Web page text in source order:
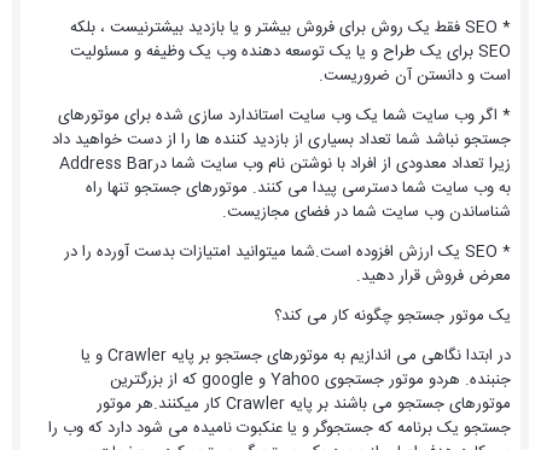
* SEO فقط یک روش برای فروش بیشتر و یا بازدید بیشترنیست ، بلکه
SEO برای یک طراح و یا یک توسعه دهنده وب یک وظیفه و مسئولیت
است و دانستن آن ضروریست.
* اگر وب سایت شما یک وب سایت استاندارد سازی شده برای موتورهای
جستجو نباشد شما تعداد بسیاری از بازدید کننده ها را از دست خواهید داد
زیرا تعداد معدودی از افراد با نوشتن نام وب سایت شما درAddress Bar
به وب سایت شما دسترسی پیدا می کنند. موتورهای جستجو تنها راه
شناساندن وب سایت شما در فضای مجازیست.
* SEO یک ارزش افزوده است.شما میتوانید امتیازات بدست آورده را در
معرض فروش قرار دهید.
یک موتور جستجو چگونه کار می کند؟
در ابتدا نگاهی می اندازیم به موتورهای جستجو بر پایه Crawler و یا
جنبنده. هردو موتور جستجوی Yahoo و google که از بزرگترین
موتورهای جستجو می باشند بر پایه Crawler کار میکنند.هر موتور
جستجو یک برنامه که جستجوگر و یا عنکبوت نامیده می شود دارد که وب را